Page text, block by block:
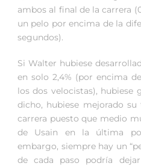
ambos al final de la carrera
un pelo por encima de la
segundos).
Si Walter hubiese
en solo 2,4% (por encima
los dos velocistas), hubiese
dicho, hubiese mejorado
carrera puesto que medio
de Usain en la última
embargo, siempre hay un
de cada paso podría